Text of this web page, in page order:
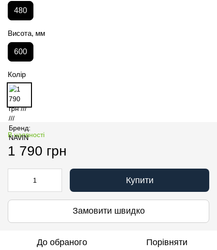
480
Висота, мм
600
Колір
В наявності
1 790 грн
Купити
Замовити швидко
До обраного Порівняти